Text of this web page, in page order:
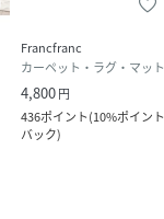
Francfranc
カーペット・ラグ・マット
4,800円
436ポイント(10%ポイント
バック)